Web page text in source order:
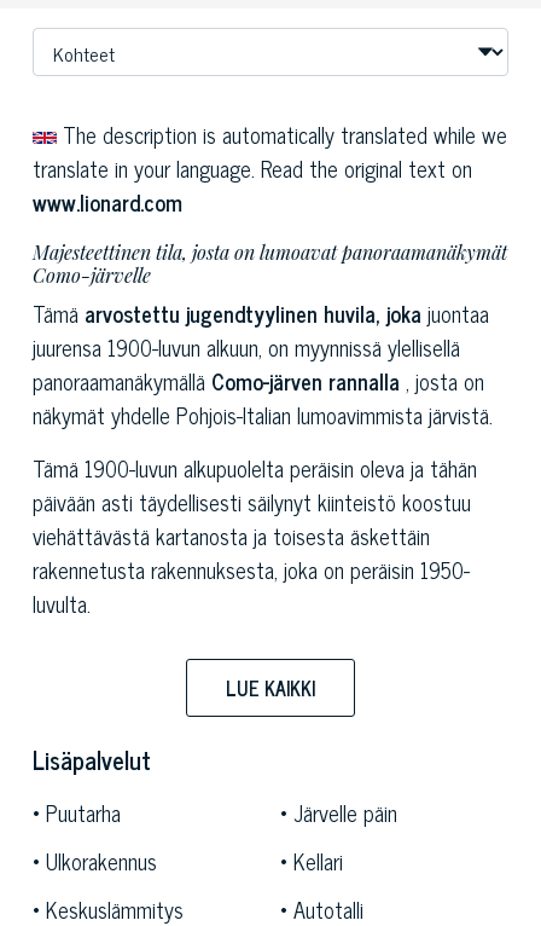
The description is automatically translated while we
translate in your language. Read the original text on
www.lionard.com
Majesteettinen tila, josta on lumoavat panoraamanäkymät
Como-järvelle
Tämä arvostettu jugendtyylinen huvila, joka juontaa
juurensa 1900-luvun alkuun, on myynnissä ylellisellä
panoraamanäkymällä Como-järven rannalla , josta on
näkymät yhdelle Pohjois-Italian lumoavimmista järvistä.
Tämä 1900-luvun alkupuolelta peräisin oleva ja tähän
päivään asti täydellisesti säilynyt kiinteistö koostuu
viehättävästä kartanosta ja toisesta äskettäin
rakennetusta rakennuksesta, joka on peräisin 1950-
luvulta.
Sir Attilio Pirottan käskystä tunnetun arkkitehdin
Federico Frigerion hankkeesta rakennettua päähuvilaa
koristavat lukuisat taideteokset, joita ovat luoneet
arvokkaat kansainväliset taiteilijat: itse asiassa siellä on
veistoksia. taidemaalari Ambrogio Alciatin koristeet.
Kiinteistön pohjoissiiven suunnittelu ja rakentaminen
nykyaikaisempaan tyyliin kuuluu sen sijaan tunnetun
LUE KAIKKI
Lisäpalvelut
Puutarha
Järvelle päin
Ulkorakennus
Kellari
Keskuslämmitys
Autotalli